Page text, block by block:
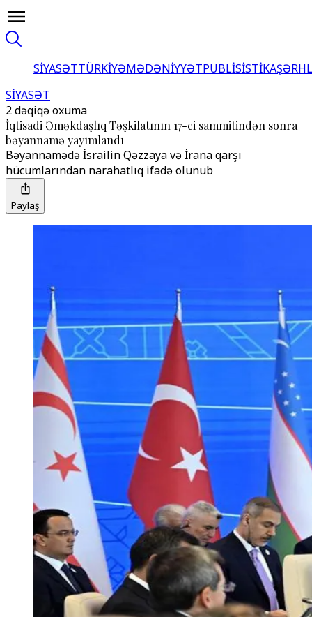
SİYASƏTTÜRKİYƏMƏDƏNİYYƏTPUBLİSİSTİKA
SİYASƏT
2 dəqiqə oxuma
İqtisadi Əməkdaşlıq Təşkilatının 17-ci sammitindən sonra
bəyannamə yayımlandı
Bəyannamədə İsrailin Qəzzaya və İrana qarşı
hücumlarından narahatlıq ifadə olunub
Paylaş